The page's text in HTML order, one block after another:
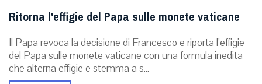
Ritorna l'effigie del Papa sulle monete vaticane
Il Papa revoca la decisione di Francesco e riporta l’effigie
del Papa sulle monete vaticane con una formula inedita
che alterna effigie e stemma a s...